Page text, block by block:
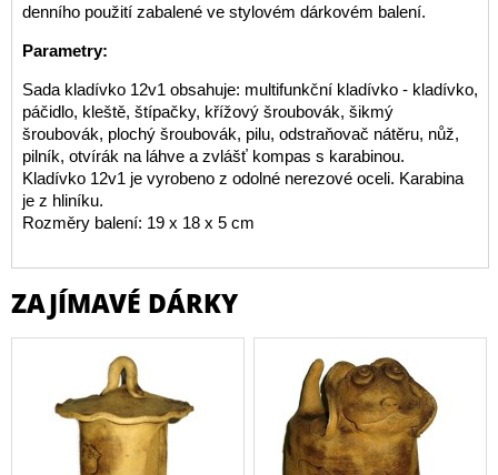
denního použití zabalené ve stylovém dárkovém balení.
Parametry:
Sada kladívko 12v1 obsahuje: multifunkční kladívko - kladívko,
páčidlo, kleště, štípačky, křížový šroubovák, šikmý
šroubovák, plochý šroubovák, pilu, odstraňovač nátěru, nůž,
pilník, otvírák na láhve a zvlášť kompas s karabinou.
Kladívko 12v1 je vyrobeno z odolné nerezové oceli. Karabina
je z hliníku.
Rozměry balení: 19 x 18 x 5 cm
ZAJÍMAVÉ DÁRKY